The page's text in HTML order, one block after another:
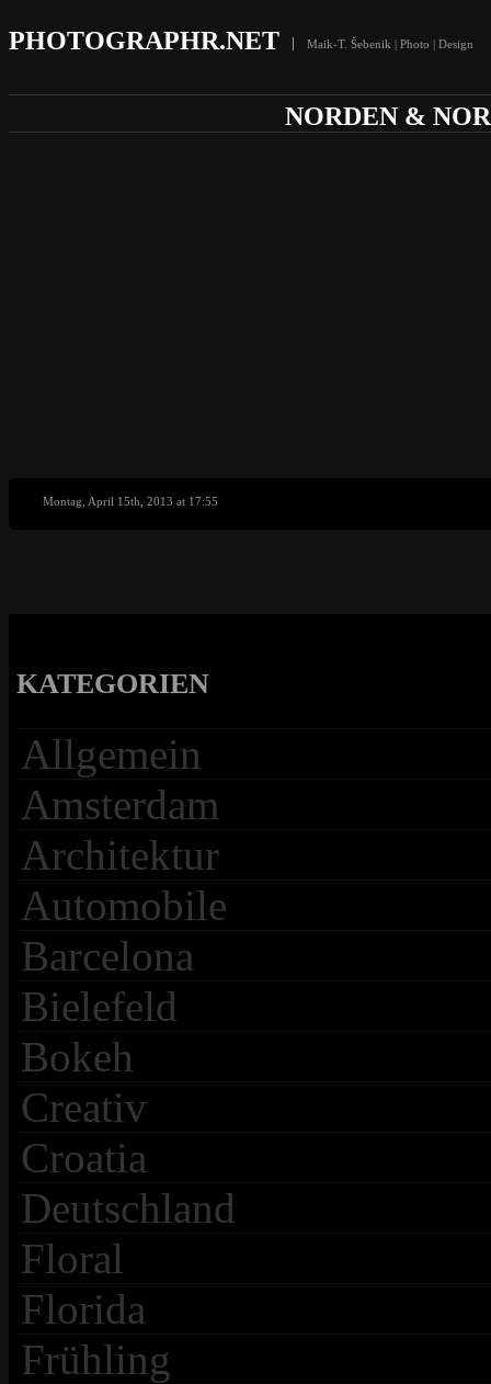
PHOTOGRAPHR.NET Maik-T. Šebenik | Photo | Design
NORDEN &
Montag, April 15th, 2013 at 17:55
KATEGORIEN
Allgemein
Amsterdam
Architektur
Automobile
Barcelona
Bielefeld
Bokeh
Creativ
Croatia
Deutschland
Floral
Florida
Frühling